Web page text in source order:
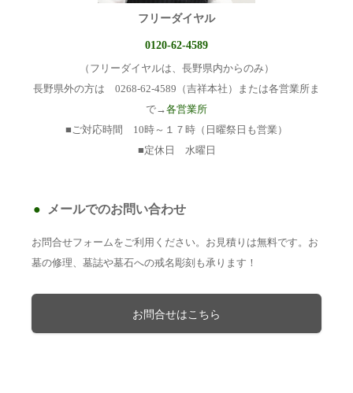
フリーダイヤル
0120-62-4589
（フリーダイヤルは、長野県内からのみ）
長野県外の方は 0268-62-4589（吉祥本社）または各営業所ま
で→各営業所
■ご対応時間 10時～１７時（日曜祭日も営業）
■定休日 水曜日
メールでのお問い合わせ
お問合せフォームをご利用ください。お見積りは無料です。お
墓の修理、墓誌や墓石への戒名彫刻も承ります！
お問合せはこちら